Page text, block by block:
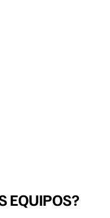
EQUIPOS?